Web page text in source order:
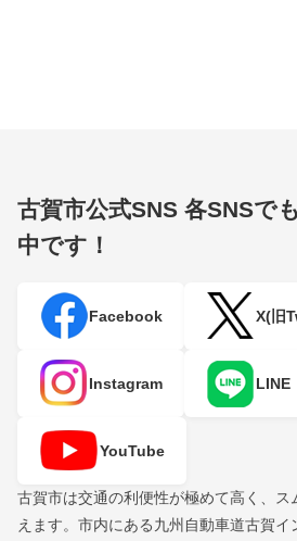
古賀市公式SNS 各SNSで
中です！
Facebook X(旧
Instagram LINE
YouTube
古賀市は交通の利便性が極めて高く、
えます。市内にある九州自動車道古賀